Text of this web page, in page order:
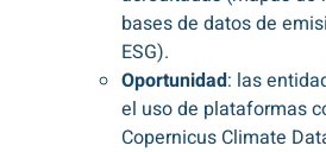
bases de datos de
ESG).
Oportunidad: las
el uso de plataformas
Copernicus Climate